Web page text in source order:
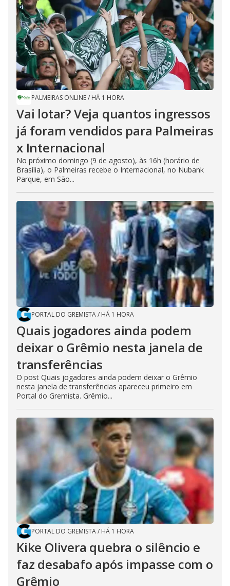
PALMEIRAS ONLINE/ HÁ 1 HORA
Vai lotar? Veja quantos ingressos
já foram vendidos para Palmeiras
x Internacional
No próximo domingo (9 de agosto), às 16h (horário de
Brasília), o Palmeiras recebe o Internacional, no Nubank
Parque, em São...
PORTAL DO GREMISTA/ HÁ 1 HORA
Quais jogadores ainda podem
deixar o Grêmio nesta janela de
transferências
O post Quais jogadores ainda podem deixar o Grêmio
nesta janela de transferências apareceu primeiro em
Portal do Gremista. Grêmio...
PORTAL DO GREMISTA/ HÁ 1 HORA
Kike Olivera quebra o silêncio e
faz desabafo após impasse com o
Grêmio